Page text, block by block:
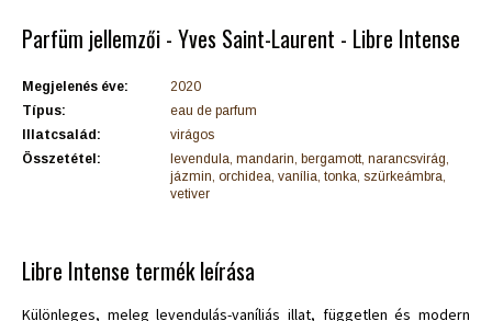
Parfüm jellemzői - Yves Saint-Laurent - Libre Intense
Megjelenés éve:
2020
Típus:
eau de parfum
Illatcsalád:
virágos
Összetétel:
levendula, mandarin, bergamott, narancsvirág,
jázmin, orchidea, vanília, tonka, szürkeámbra,
vetiver
Libre Intense termék leírása
Különleges, meleg levendulás-vaníliás illat, független és modern